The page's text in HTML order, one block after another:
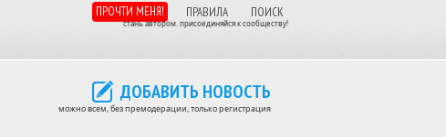
ПРОЧТИ МЕНЯ! ПРАВИЛА ПОИСК
стань автором. присоединяйся к сообществу!
ДОБАВИТЬ НОВОСТЬ
можно всем, без премодерации, только регистрация